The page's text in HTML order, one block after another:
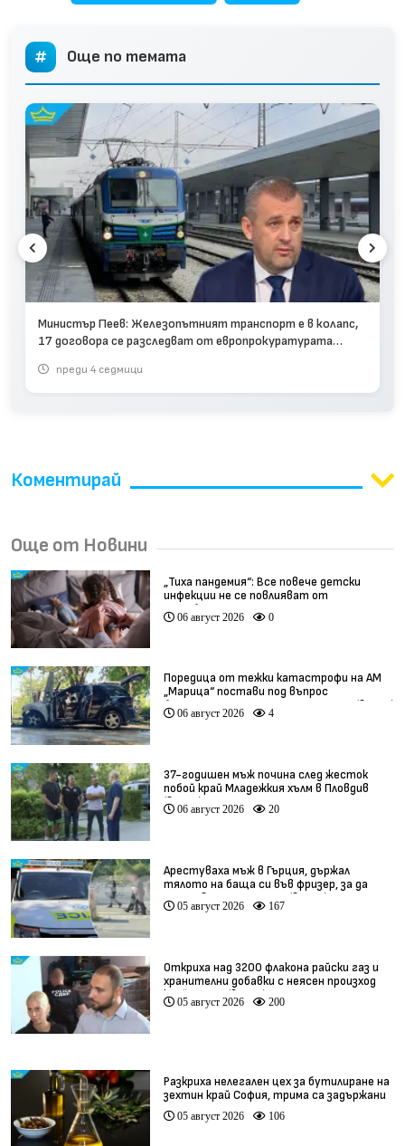
Още по темата
Министър Пеев: Железопътният транспорт е в колапс,
17 договора се разследват от европрокуратурата
преди 4 седмици
Коментирай
Още от Новини
„Тиха пандемия“: Все повече детски
инфекции не се повлияват от
антибиотици
06 август 2026 0
Поредица от тежки катастрофи на АМ
„Марица“ постави под въпрос
безопасността по магистралата (видео)
06 август 2026 4
37-годишен мъж почина след жесток
побой край Младежкия хълм в Пловдив
(видео)
06 август 2026 20
Арестуваха мъж в Гърция, държал
тялото на баща си във фризер, за да
получава пенсията му (видео)
05 август 2026 167
Откриха над 3200 флакона райски газ и
хранителни добавки с неясен произход
край София (видео)
05 август 2026 200
Разкриха нелегален цех за бутилиране на
зехтин край София, трима са задържани
05 август 2026 106